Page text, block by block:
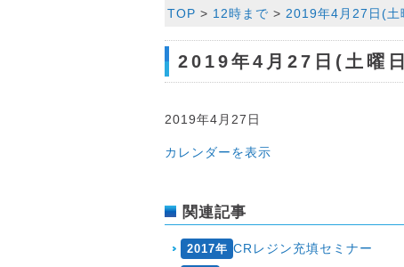
TOP > 12時まで > 2019年4月27日(
2019年4月27日(土曜
2019
4
日
(土
2019年4月27日
カレンダーを表示
関連記事
2017年 CRレジン充填セミナー